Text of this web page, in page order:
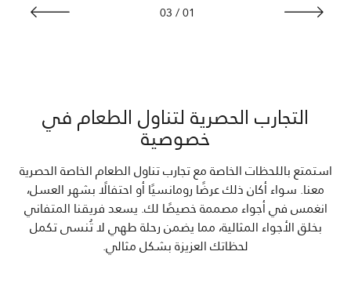
01
/
03
التجارب الحصرية لتناول الطعام في
خصوصية
استمتع باللحظات الخاصة مع تجارب تناول الطعام الخاصة الحصرية
معنا. سواء أكان ذلك عرضًا رومانسيًا أو احتفالًا بشهر العسل،
انغمس في أجواء مصممة خصيصًا لك. يسعد فريقنا المتفاني
بخلق الأجواء المثالية، مما يضمن رحلة طهي لا تُنسى تكمل
لحظاتك العزيزة بشكل مثالي.